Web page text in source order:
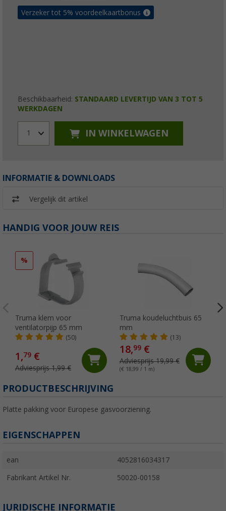
Verzeker tot 5% voordeelkaartbonus
Beschikbaarheid: STANDAARD LEVERTIJD VAN 3 TOT 5
WERKDAGEN
1 IN WINKELWAGEN
INFORMATIE & DOWNLOADS
Vergelijk dit artikel
HANDIG VOOR JOUW REIS
%
Truma klem voor
ventilatorpijp 65 mm
(50)
1,79 €
Adviesprijs 1,99 €
Truma koudeluchtbuis 65
mm
(13)
18,99€
Adviesprijs 19,99 €
(€ 18,99 / 1 m)
PRODUCTBESCHRIJVING
Platte pakking voor Europese gasvoorziening.
EIGENSCHAPPEN
ean 4052816034317
Fabrikant Artikel Nr. 50020-00158
JURIDISCHE INFORMATIE